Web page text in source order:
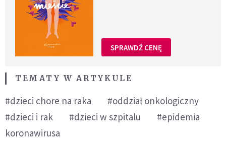
SPRAWDŹ CENĘ
TEMATY W ARTYKULE
#dzieci chore na raka
#oddział onkologiczny
#dzieci i rak
#dzieci w szpitalu
#epidemia
koronawirusa